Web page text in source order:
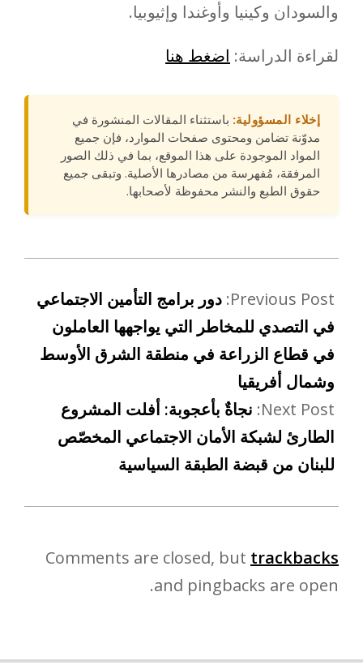
والسودان وكينيا وأوغندا وإثيوبيا.
لقراءة الدراسة: اضغط هنا
إخلاء المسؤولية: باستثناء المقالات المنشورة في
مدوّنة تضامن ومحتوى صفحات الموارد، فإن جميع
المواد الموجودة على هذا الموقع، بما في ذلك الصور
المرفقة، مُفهرسة من مصادرها الأصلية. وتبقى جميع
حقوق الطبع والنشر محفوظة لأصحابها.
Previous Post: دور برامج التأمين الاجتماعي
في التصدي للمخاطر التي يواجهها العاملون
في قطاع الزراعة في منطقة الشرق الأوسط
وشمال أفريقيا
Next Post: نجاةٌ بأعجوبة: أفلت المشروع
الطارئ لشبكة الأمان الاجتماعي المخصّص
للبنان من قبضة الطبقة السياسية
Comments are closed, but trackbacks
and pingbacks are open.